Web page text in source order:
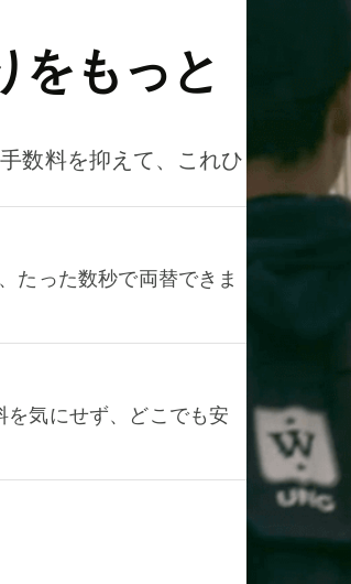
をもっと
数料を抑えて、これひ
たった数秒で両替できま
気にせず、どこでも安